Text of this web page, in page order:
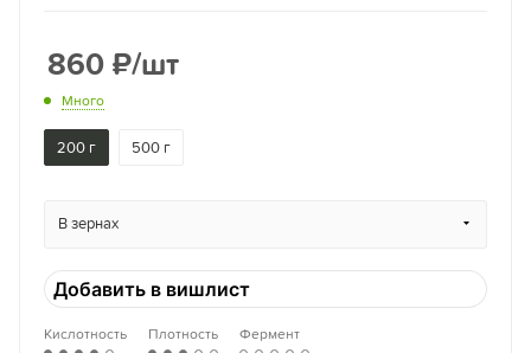
860 ₽/шт
Много
200 г 500 г
В зернах
Добавить в вишлист
Кислотность Плотность Фермент